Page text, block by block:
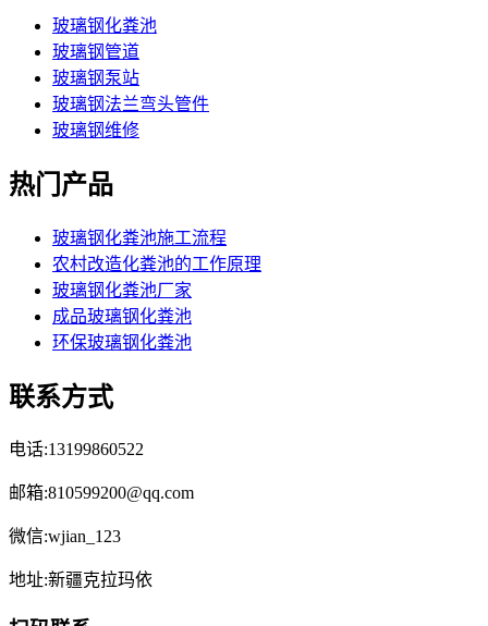
玻璃钢化粪池
玻璃钢管道
玻璃钢泵站
玻璃钢法兰弯头管件
玻璃钢维修
热门产品
玻璃钢化粪池施工流程
农村改造化粪池的工作原理
玻璃钢化粪池厂家
成品玻璃钢化粪池
环保玻璃钢化粪池
联系方式
电话:13199860522
邮箱:810599200@qq.com
微信:wjian_123
地址:新疆克拉玛依